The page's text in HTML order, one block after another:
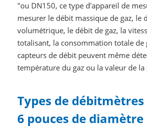
"ou DN150, ce type d'appareil de
mesurer le débit massique de gaz, le
volumétrique, le débit de gaz, la
totalisant, la consommation totale de
capteurs de débit peuvent même
température du gaz ou la valeur de la
Types de débitmètres
6 pouces de diamètre